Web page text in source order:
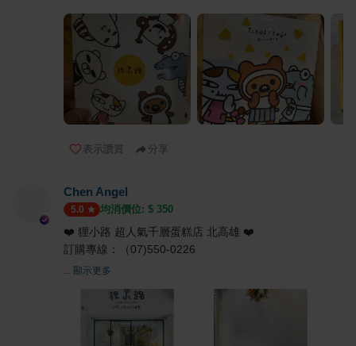
表示讚賞 分享
Chen Angel
5.0 均消價位: $ 350
❤️ 狸小路 超人氣千層蛋糕店 北高雄 ❤️
訂購專線：（07)550-0226
... 顯示更多